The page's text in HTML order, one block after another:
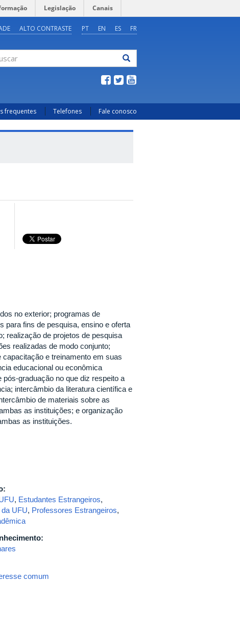
Legislação Canais
PT EN ES FR
ALTO CONTRASTE
frequentes Telefones Fale conosco
no exterior; programas de
para fins de pesquisa, ensino e oferta
realização de projetos de pesquisa
realizadas de modo conjunto;
e treinamento em suas
educacional ou econômica
graduação no que diz respeito a
intercâmbio da literatura científica e
de materiais sobre as
as instituições; e organização
as instituições.
, Estudantes Estrangeiros,
UFU, Professores Estrangeiros,
comum